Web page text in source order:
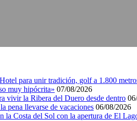
para unir tradición, golf a 1.800
muy hipócrita» 07/08/2026
vivir la Ribera del Duero desde dentro
pena llevarse de vacaciones 06/08/2026
la Costa del Sol con la apertura de El